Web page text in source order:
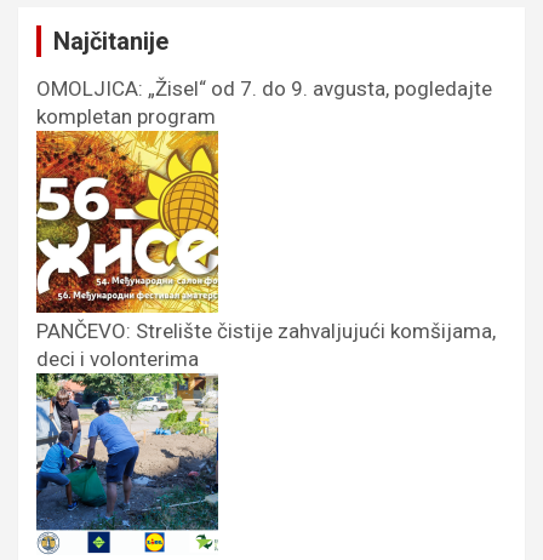
Najčitanije
OMOLJICA: „Žisel“ od 7. do 9. avgusta, pogledajte
kompletan program
PANČEVO: Strelište čistije zahvaljujući komšijama,
deci i volonterima